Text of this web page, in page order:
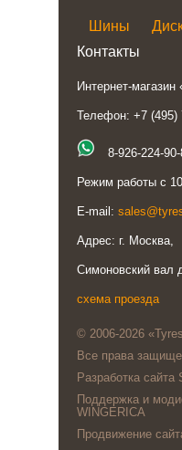
Шины
Контакты
Интернет-магазин
Телефон: +7 (495)
8-926-224-
Режим работы с
E-mail:
Адрес: г. Москва,
Симоновский вал
схема проезда
© 2006-2026
Все права
Разработка сайта
Поддержка и
WINGERICA
Продвижение